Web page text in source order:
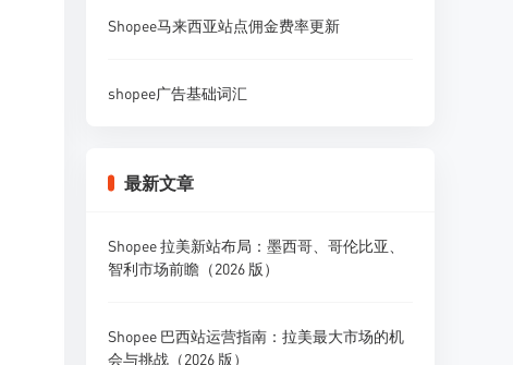
Shopee马来西亚站点佣金费率更新
shopee广告基础词汇
最新文章
Shopee 拉美新站布局：墨西哥、哥伦比亚、
智利市场前瞻（2026 版）
Shopee 巴西站运营指南：拉美最大市场的机
会与挑战（2026 版）